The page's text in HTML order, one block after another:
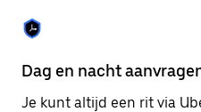
Dag en nacht
Je kunt altijd een rit via